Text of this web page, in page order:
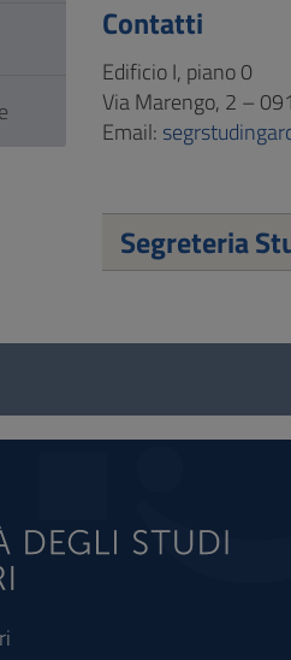
Contatti
Edificio I, piano 0
Via Marengo, 2 –
Email:
Segreteria